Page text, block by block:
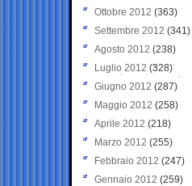
Ottobre 2012 (363)
Settembre 2012 (341)
Agosto 2012 (238)
Luglio 2012 (328)
Giugno 2012 (287)
Maggio 2012 (258)
Aprile 2012 (218)
Marzo 2012 (255)
Febbraio 2012 (247)
Gennaio 2012 (259)